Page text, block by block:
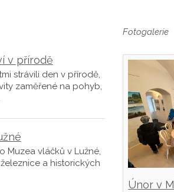
v přírodě
strávili den v přírodě,
zaměřené na pohyb,
Muzea vláčků v Lužné,
a historických
Fotogalerie
Únor v